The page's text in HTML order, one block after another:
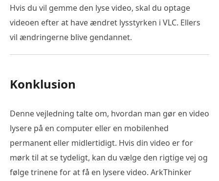
Hvis du vil gemme den lyse video, skal du optage
videoen efter at have ændret lysstyrken i VLC. Ellers
vil ændringerne blive gendannet.
Konklusion
Denne vejledning talte om, hvordan man gør en video
lysere på en computer eller en mobilenhed
permanent eller midlertidigt. Hvis din video er for
mørk til at se tydeligt, kan du vælge den rigtige vej og
følge trinene for at få en lysere video. ArkThinker